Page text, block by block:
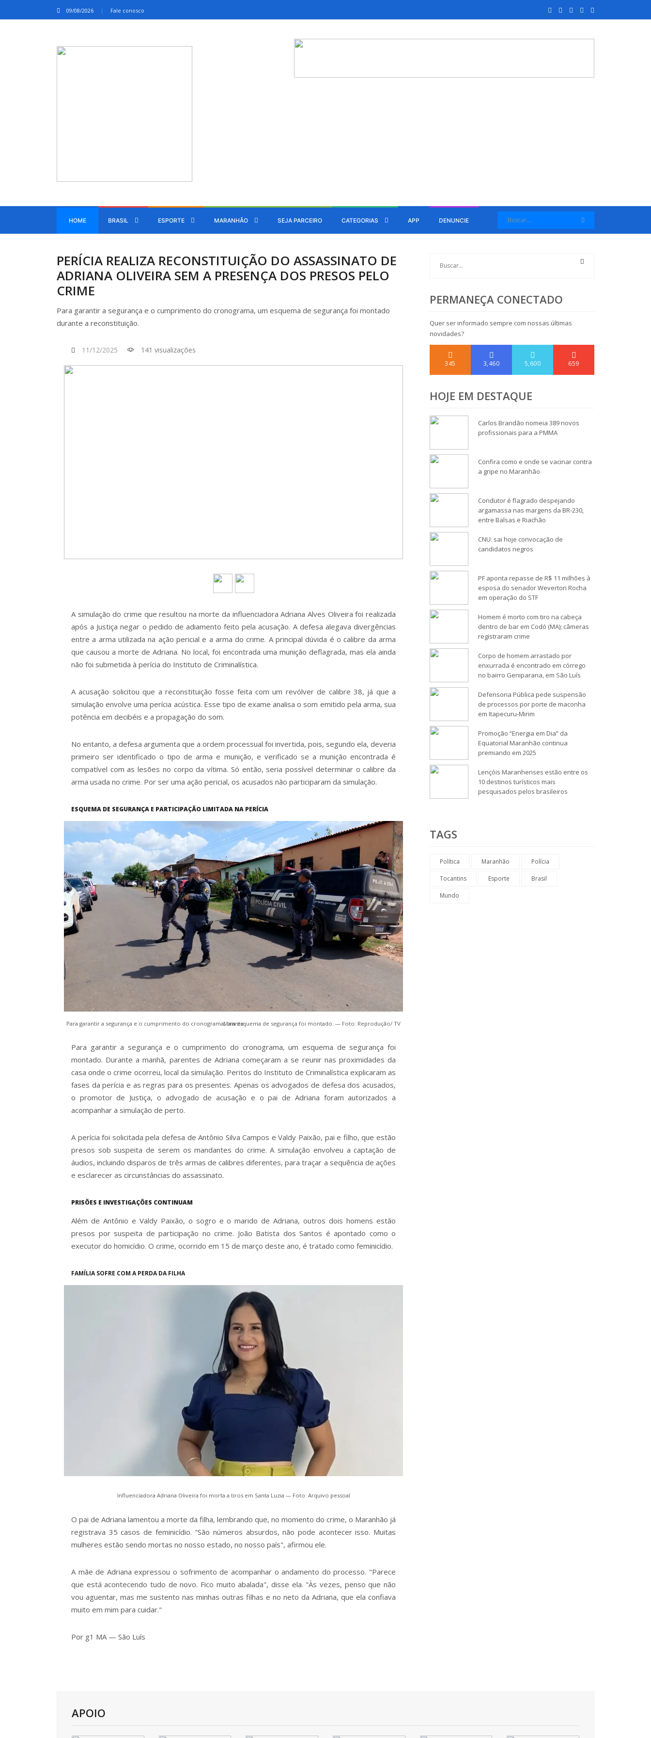
09/08/2026 Fale conosco
HOME BRASIL ESPORTE MARANHÃO SEJA PARCEIRO CATEGORIAS APP DENUNCIE
PERÍCIA REALIZA RECONSTITUIÇÃO DO ASSASSINATO DE
ADRIANA OLIVEIRA SEM A PRESENÇA DOS PRESOS PELO
CRIME
Para garantir a segurança e o cumprimento do cronograma, um esquema de segurança foi montado
durante a reconstituição.
11/12/2025 141 visualizações
A simulação do crime que resultou na morte da influenciadora Adriana Alves Oliveira foi realizada
após a Justiça negar o pedido de adiamento feito pela acusação. A defesa alegava divergências
entre a arma utilizada na ação pericial e a arma do crime. A principal dúvida é o calibre da arma
que causou a morte de Adriana. No local, foi encontrada uma munição deflagrada, mas ela ainda
não foi submetida à perícia do Instituto de Criminalística.
A acusação solicitou que a reconstituição fosse feita com um revólver de calibre 38, já que a
simulação envolve uma perícia acústica. Esse tipo de exame analisa o som emitido pela arma, sua
potência em decibéis e a propagação do som.
No entanto, a defesa argumenta que a ordem processual foi invertida, pois, segundo ela, deveria
primeiro ser identificado o tipo de arma e munição, e verificado se a munição encontrada é
compatível com as lesões no corpo da vítima. Só então, seria possível determinar o calibre da
arma usada no crime. Por ser uma ação pericial, os acusados não participaram da simulação.
ESQUEMA DE SEGURANÇA E PARTICIPAÇÃO LIMITADA NA PERÍCIA
Para garantir a segurança e o cumprimento do cronograma, um esquema de segurança foi montado. — Foto: Reprodução/ TV Mirante
Para garantir a segurança e o cumprimento do cronograma, um esquema de segurança foi
montado. Durante a manhã, parentes de Adriana começaram a se reunir nas proximidades da
casa onde o crime ocorreu, local da simulação. Peritos do Instituto de Criminalística explicaram as
fases da perícia e as regras para os presentes. Apenas os advogados de defesa dos acusados,
o promotor de Justiça, o advogado de acusação e o pai de Adriana foram autorizados a
acompanhar a simulação de perto.
A perícia foi solicitada pela defesa de Antônio Silva Campos e Valdy Paixão, pai e filho, que estão
presos sob suspeita de serem os mandantes do crime. A simulação envolveu a captação de
áudios, incluindo disparos de três armas de calibres diferentes, para traçar a sequência de ações
e esclarecer as circunstâncias do assassinato.
PRISÕES E INVESTIGAÇÕES CONTINUAM
Além de Antônio e Valdy Paixão, o sogro e o marido de Adriana, outros dois homens estão
presos por suspeita de participação no crime. João Batista dos Santos é apontado como o
executor do homicídio. O crime, ocorrido em 15 de março deste ano, é tratado como feminicídio.
FAMÍLIA SOFRE COM A PERDA DA FILHA
Influenciadora Adriana Oliveira foi morta a tiros em Santa Luzia — Foto: Arquivo pessoal
O pai de Adriana lamentou a morte da filha, lembrando que, no momento do crime, o Maranhão já
registrava 35 casos de feminicídio. "São números absurdos, não pode acontecer isso. Muitas
mulheres estão sendo mortas no nosso estado, no nosso país", afirmou ele.
A mãe de Adriana expressou o sofrimento de acompanhar o andamento do processo. "Parece
que está acontecendo tudo de novo. Fico muito abalada", disse ela. "Às vezes, penso que não
vou aguentar, mas me sustento nas minhas outras filhas e no neto da Adriana, que ela confiava
muito em mim para cuidar."
Por g1 MA — São Luís
PERMANEÇA CONECTADO
Quer ser informado sempre com nossas últimas
novidades?
345 3,460 5,600 659
HOJE EM DESTAQUE
Carlos Brandão nomeia 389 novos
profissionais para a PMMA
Confira como e onde se vacinar contra
a gripe no Maranhão
Condutor é flagrado despejando
argamassa nas margens da BR-230,
entre Balsas e Riachão
CNU: sai hoje convocação de
candidatos negros
PF aponta repasse de R$ 11 milhões à
esposa do senador Weverton Rocha
em operação do STF
Homem é morto com tiro na cabeça
dentro de bar em Codó (MA); câmeras
registraram crime
Corpo de homem arrastado por
enxurrada é encontrado em córrego
no bairro Geniparana, em São Luís
Defensoria Pública pede suspensão
de processos por porte de maconha
em Itapecuru-Mirim
Promoção “Energia em Dia” da
Equatorial Maranhão continua
premiando em 2025
Lençóis Maranhenses estão entre os
10 destinos turísticos mais
pesquisados pelos brasileiros
TAGS
Política Maranhão Polícia
Tocantins Esporte Brasil
Mundo
APOIO